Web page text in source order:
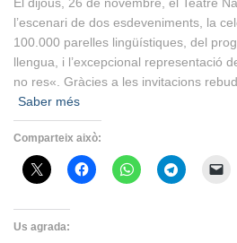
l’escenari de dos esdeveniments, la
100.000 parelles lingüístiques, del
llengua, i l’excepcional representació
no res«. Gràcies a les invitacions
Saber més
Comparteix això:
Us agrada: